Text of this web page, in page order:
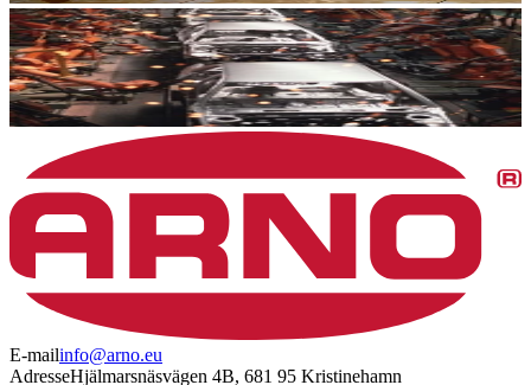
E-mailinfo@arno.eu
AdresseHjälmarsnäsvägen 4B, 681 95 Kristinehamn